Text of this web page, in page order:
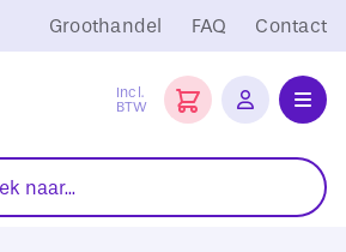
Groothandel FAQ Contact
Incl.
BTW